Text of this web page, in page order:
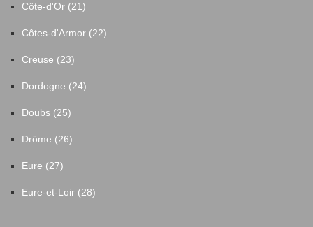
Côte-d'Or (21)
Côtes-d'Armor (22)
Creuse (23)
Dordogne (24)
Doubs (25)
Drôme (26)
Eure (27)
Eure-et-Loir (28)